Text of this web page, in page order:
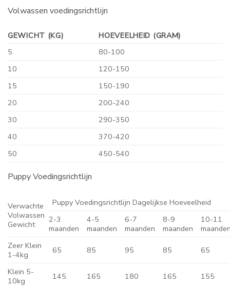
Volwassen voedingsrichtlijn
GEWICHT (KG)
HOEVEELHEID (GRAM)
5
80-100
10
120-150
15
150-190
20
200-240
30
290-350
40
370-420
50
450-540
Puppy Voedingsrichtlijn
Verwachte
Volwassen
Gewicht
Puppy Voedingsrichtlijn Dagelijkse Hoeveelheid
2-3
maanden
4-5
maanden
6-7
maanden
8-9
maanden
10-11
Zeer Klein
1-4kg
65 85 95 85 65
Klein 5-
10kg
145 165 180 165 155